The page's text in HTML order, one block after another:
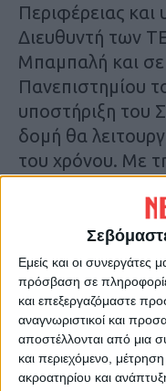
Εμείς και οι συνεργάτες
πρόσβαση σε
και επεξεργαζόμαστε
αναγνωριστικοί και
αποστέλλονται από μια
και περιεχόμενο,
ακροατηρίου και
Περιφέρειας και
Διευθυντή των
Μπαμπαλή και
Πανεπιστημίου
υποστήριξη του
δομή θα
του χρόνου. Με
παραιατρικό
ειδικότητες
να παρέχουν στο
υπηρεσίες
ξεκινήσει
συνέχεια θα
στους